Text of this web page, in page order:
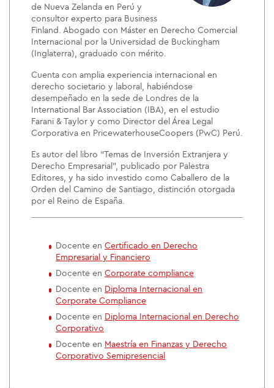
de Nueva Zelanda en Perú y
consultor experto para Business
Finland. Abogado con Máster en Derecho Comercial
Internacional por la Universidad de Buckingham
(Inglaterra), graduado con mérito.
Cuenta con amplia experiencia internacional en
derecho societario y laboral, habiéndose
desempeñado en la sede de Londres de la
International Bar Association (IBA), en el estudio
Farani & Taylor y como Director del Área Legal
Corporativa en PricewaterhouseCoopers (PwC) Perú.
Es autor del libro “Temas de Inversión Extranjera y
Derecho Empresarial”, publicado por Palestra
Editores, y ha sido investido como Caballero de la
Orden del Camino de Santiago, distinción otorgada
por el Reino de España.
Docente en Certificado en Derecho
Empresarial y Financiero
Docente en Corporate compliance
Docente en Diploma Internacional en
Corporate Compliance
Docente en Diploma Internacional en Derecho
Corporativo
Docente en Maestría en Finanzas y Derecho
Corporativo Semipresencial